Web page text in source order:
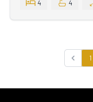
4 4
Previous
1